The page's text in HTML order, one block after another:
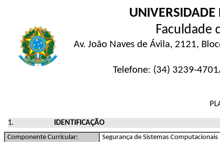
UNIVERSIDADE
Faculdade
Av. João Naves de Ávila, 2121,
Telefone: (34) 3239-
IDENTIFICAÇÃO
Componente Curricular:
Segurança de Sistemas Computacionais